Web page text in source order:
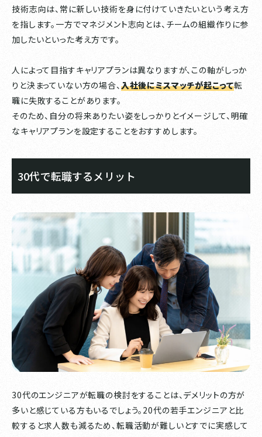
技術志向は、常に新しい技術を身に付けていきたいという考え方
を指します。一方でマネジメント志向とは、チームの組織作りに参
加したいといった考え方です。
人によって目指すキャリアプランは異なりますが、この軸がしっか
りと決まっていない方の場合、 入社後にミスマッチが起こって転
職に失敗することがあります。
そのため、自分の将来ありたい姿をしっかりとイメージして、明確
なキャリアプランを設定することをおすすめします。
30代で転職するメリット
30代のエンジニアが転職の検討をすることは、デメリットの方が
多いと感じている方もいるでしょう。20代の若手エンジニアと比
較すると求人数も減るため、転職活動が難しいとすでに実感して